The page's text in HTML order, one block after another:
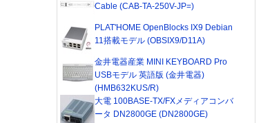
Cable (CAB-TA-250V-JP=)
PLAT'HOME OpenBlocks IX9 Debian
11搭載モデル (OBSIX9/D11A)
金井電器産業 MINI KEYBOARD Pro
USBモデル 英語版 (金井電器)
(HMB632KUS/R)
大電 100BASE-TX/FXメディアコンバ
ータ DN2800GE (DN2800GE)